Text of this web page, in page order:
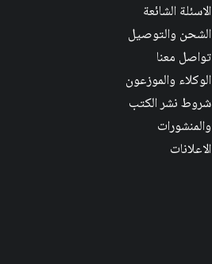
الاسئلة الشائعة
الشحن والتوصيل
تواصل معنا
الوكلاء والموزعون
شروط نشر الكتب
والمنشورات
الاعلانات